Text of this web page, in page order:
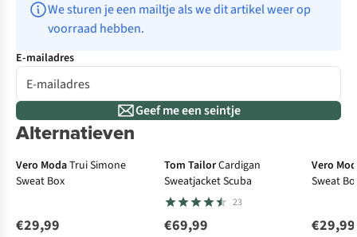
We sturen je een mailtje als we dit artikel weer op
voorraad hebben.
E-mailadres
Geef me een seintje
Alternatieven
New
Vero ModaTrui Simone
Sweat Box
€29,99
Tom TailorCardigan
Sweatjacket Scuba
23
€69,99
Vero
Sweat
€29,99